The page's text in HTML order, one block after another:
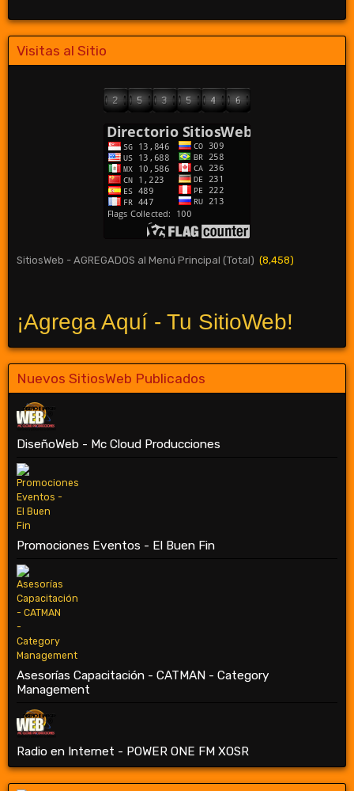
Visitas al Sitio
SitiosWeb - AGREGADOS al Menú Principal (Total) (8,458)
¡Agrega Aquí - Tu SitioWeb!
Nuevos SitiosWeb Publicados
DiseñoWeb - Mc Cloud Producciones
Promociones Eventos - El Buen Fin
Asesorías Capacitación - CATMAN - Category
Management
Radio en Internet - POWER ONE FM XOSR